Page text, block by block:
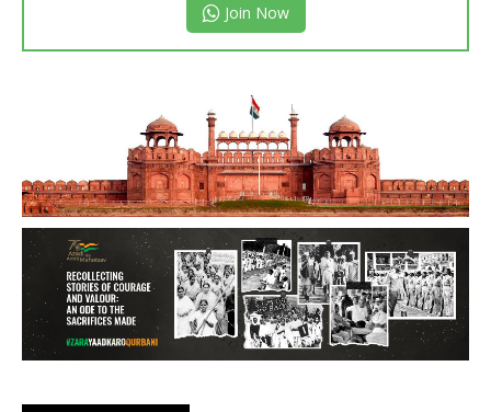
Join Now